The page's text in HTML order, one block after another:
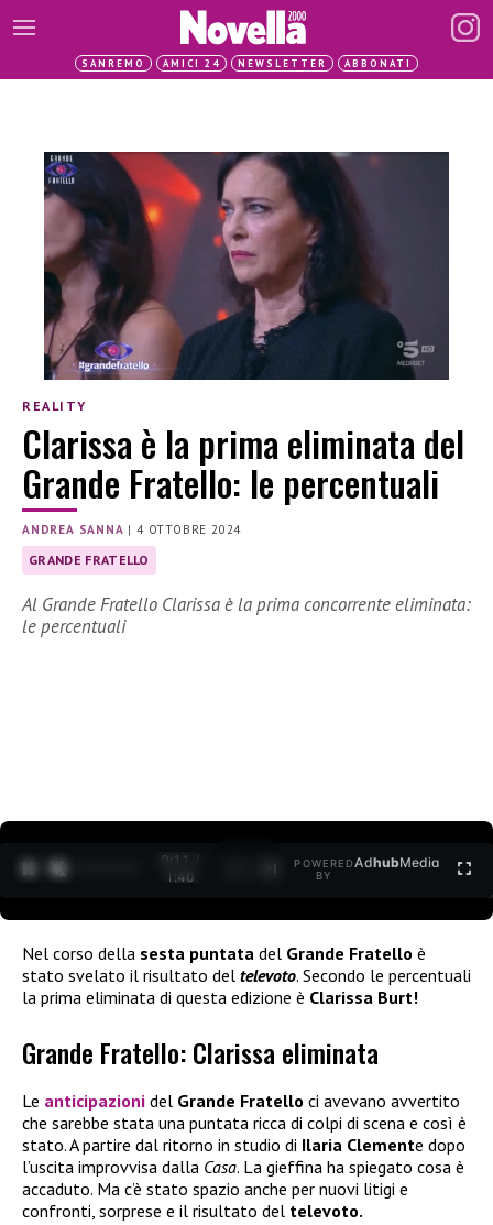
SANREMO AMICI 24 NEWSLETTER ABBONATI
REALITY
Clarissa è la prima eliminata del
Grande Fratello: le percentuali
ANDREA SANNA |4 OTTOBRE 2024
GRANDE FRATELLO
Al Grande Fratello Clarissa è la prima concorrente eliminata:
le percentuali
0:12 /
1:40
POWERED
BY
AdhubMedia
Nel corso della sesta puntata del Grande Fratello è
stato svelato il risultato del televoto. Secondo le percentuali
la prima eliminata di questa edizione è Clarissa Burt!
Grande Fratello: Clarissa eliminata
Le anticipazioni del Grande Fratello ci avevano avvertito
che sarebbe stata una puntata ricca di colpi di scena e così è
stato. A partire dal ritorno in studio di Ilaria Clemente dopo
l’uscita improvvisa dalla Casa. La gieffina ha spiegato cosa è
accaduto. Ma c’è stato spazio anche per nuovi litigi e
confronti, sorprese e il risultato del televoto.